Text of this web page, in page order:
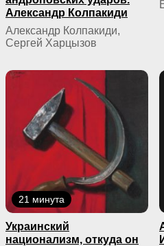
Александр Колпакиди
Александр Колпакиди,
Сергей Харцызов
21 минута
Украинский
национализм, откуда он